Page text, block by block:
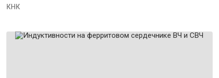
КНК